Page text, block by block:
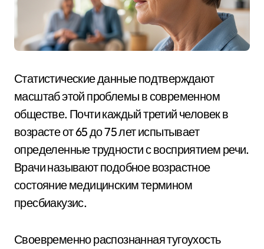
Статистические данные подтверждают
масштаб этой проблемы в современном
обществе. Почти каждый третий человек в
возрасте от 65 до 75 лет испытывает
определенные трудности с восприятием речи.
Врачи называют подобное возрастное
состояние медицинским термином
пресбиакузис.
Своевременно распознанная тугоухость